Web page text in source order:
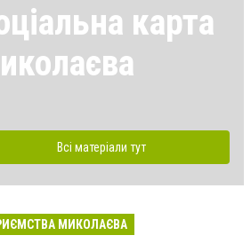
карта
Всі матеріали тут
МИКОЛАЄВА